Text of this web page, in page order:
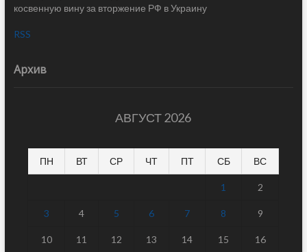
косвенную вину за вторжение РФ в Украину
RSS
Архив
АВГУСТ 2026
ПН ВТ СР ЧТ ПТ СБ ВС
1 2
3 4 5 6 7 8 9
10 11 12 13 14 15 16